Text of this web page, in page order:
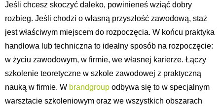
Jeśli chcesz skoczyć daleko, powinieneś wziąć dobry
rozbieg. Jeśli chodzi o własną przyszłość zawodową, staż
jest właściwym miejscem do rozpoczęcia. W końcu praktyka
handlowa lub techniczna to idealny sposób na rozpoczęcie:
w życiu zawodowym, w firmie, we własnej karierze. Łączy
szkolenie teoretyczne w szkole zawodowej z praktyczną
nauką w firmie. W brandgroup odbywa się to w specjalnym
warsztacie szkoleniowym oraz we wszystkich obszarach